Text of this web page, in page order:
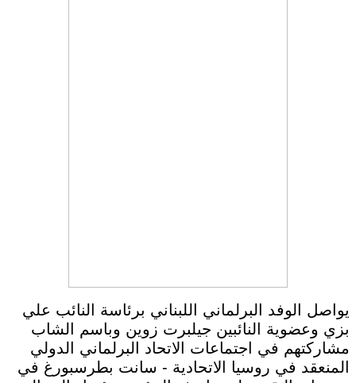
يواصل الوفد البرلماني اللبناني برئاسة النائب علي
بزي وعضوية النائبين جيلبرت زوين وباسم الشاب
مشاركتهم في اجتماعات الاتحاد البرلماني الدولي
المنعقد في روسيا الاتحادية - سانت بطرسبورغ في